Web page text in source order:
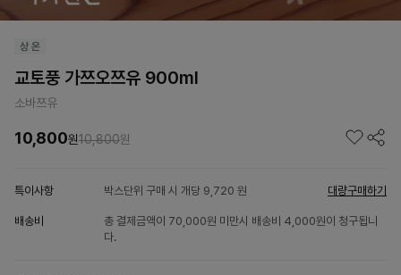
교토풍 가쯔오쯔유 900ml
소바쯔유
10,800원10,800원
특이사항 박스단위 구매 시 개당 9,720 원 대량구매하기
배송비
총 결제금액이 70,000원 미만시 배송비 4,000원이 청구됩니
다.